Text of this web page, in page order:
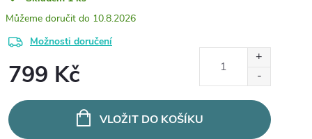
10.8.2026
Možnosti doručení
799 Kč
cena:
VLOŽIT DO KOŠÍKU